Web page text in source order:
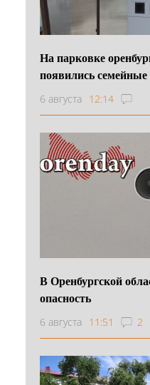
На парковке
появились семейные
6 августа 12:14
В Оренбургской
опасность
6 августа 11:51 2